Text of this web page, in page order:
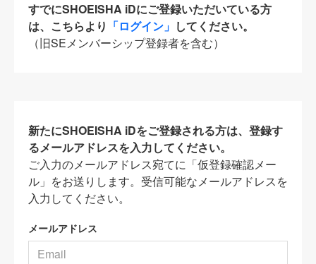
すでにSHOEISHA iDにご登録いただいている方
は、こちらより 「ログイン」 してください。
（旧SEメンバーシップ登録者を含む）
新たにSHOEISHA iDをご登録される方は、登録す
るメールアドレスを入力してください。
ご入力のメールアドレス宛てに「仮登録確認メー
ル」をお送りします。受信可能なメールアドレスを
入力してください。
メールアドレス